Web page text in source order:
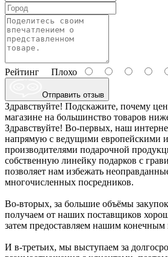
Рейтинг Плохо
Отправить отзыв
Здравствуйте! Подскажите, почему
магазине на большинство товаров
Здравствуйте! Во-первых, наш
напрямую с ведущими европейскими
производителями подарочной
собственную линейку подарков с
позволяет нам избежать
многочисленных посредников.
Во-вторых, за большие объёмы
получаем от наших поставщиков
затем предоставляем нашим конечным
И в-третьих, мы выступаем за